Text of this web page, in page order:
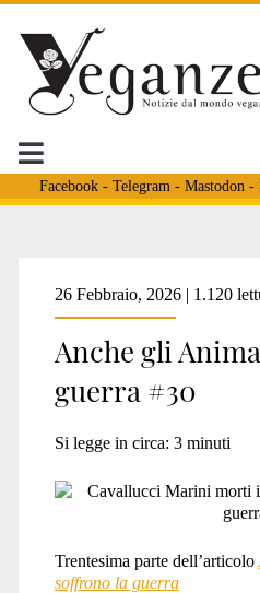
Facebook- Telegram - Mastodon -
Tag:
<span>cani
fronte</
26 Febbraio, 2026 | 1.120
Anche gli
guerra #30
Si legge in circa: 3 minuti
Trentesima parte dell’articolo
soffrono la guerra